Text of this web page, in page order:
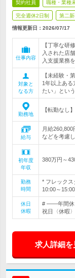
契約社員 職種・業種
完全週休2日制 第二
情報更新日：2026/07/17
仕事内容
【丁寧な研
入された店
入支援業務
対象と
なる方
【未経験・
1年以上あ
たい」とい
勤務地
【転勤なし
給与
月給
などを考慮
初年度
年収
380万円～
勤務
時間
* フレックス
10:00～15:00
休日
休暇
# ――年間休
祝日〈休暇
求人詳細を